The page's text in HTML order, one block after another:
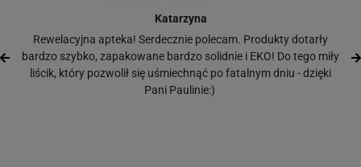
Katarzyna
Rewelacyjna apteka! Serdecznie polecam. Produkty dotarły
bardzo szybko, zapakowane bardzo solidnie i EKO! Do tego miły
liścik, który pozwolił się uśmiechnąć po fatalnym dniu - dzięki
Pani Paulinie:)